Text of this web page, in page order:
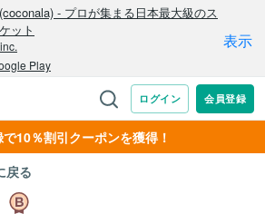
10％割引クーポンを獲得！
戻る